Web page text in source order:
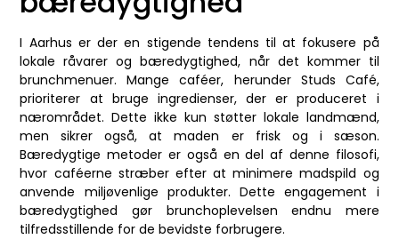
I Aarhus er der en stigende tendens til at fokusere på
lokale råvarer og bæredygtighed, når det kommer til
brunchmenuer. Mange caféer, herunder Studs Café,
prioriterer at bruge ingredienser, der er produceret i
nærområdet. Dette ikke kun støtter lokale landmænd,
men sikrer også, at maden er frisk og i sæson.
Bæredygtige metoder er også en del af denne filosofi,
hvor caféerne stræber efter at minimere madspild og
anvende miljøvenlige produkter. Dette engagement i
bæredygtighed gør brunchoplevelsen endnu mere
tilfredsstillende for de bevidste forbrugere.